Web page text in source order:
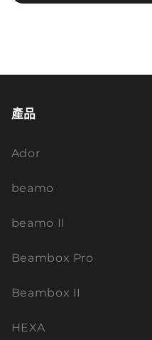
產品
Ador
beamo
beamo II
Beambox Pro
Beambox II
HEXA